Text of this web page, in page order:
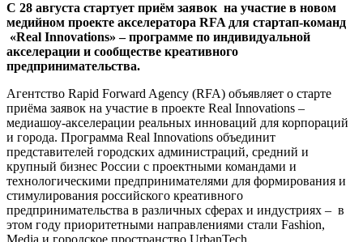
С 28 августа стартует приём заявок на участие в новом
медийном проекте акселератора RFA для стартап-команд
«Real Innovations» – программе по индивидуальной
акселерации и сообществе креативного
предпринимательства.
Агентство Rapid Forward Agency (RFA) объявляет о старте
приёма заявок на участие в проекте Real Innovations –
медиашоу-акселерации реальных инноваций для корпораций
и города. Программа Real Innovations объединит
представителей городских администраций, средний и
крупный бизнес России с проектными командами и
технологическими предпринимателями для формирования и
стимулирования российского креативного
предпринимательства в различных сферах и индустриях – в
этом году приоритетными направлениями стали Fashion,